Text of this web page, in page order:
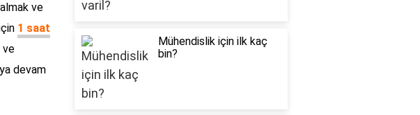
ve
1 saat
ve
devam
Mühendislik için ilk kaç
bin?